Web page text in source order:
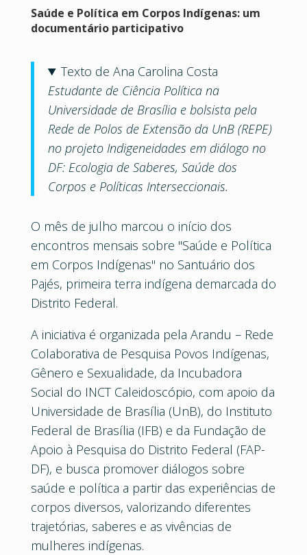
Saúde e Política em Corpos Indígenas: um
documentário participativo
Texto de Ana Carolina Costa
Estudante de Ciência Política na
Universidade de Brasília e bolsista pela
Rede de Polos de Extensão da UnB (REPE)
no projeto Indigeneidades em diálogo no
DF: Ecologia de Saberes, Saúde dos
Corpos e Políticas Interseccionais.
O mês de julho marcou o início dos
encontros mensais sobre "Saúde e Política
em Corpos Indígenas" no Santuário dos
Pajés, primeira terra indígena demarcada do
Distrito Federal.
A iniciativa é organizada pela Arandu – Rede
Colaborativa de Pesquisa Povos Indígenas,
Gênero e Sexualidade, da Incubadora
Social do INCT Caleidoscópio, com apoio da
Universidade de Brasília (UnB), do Instituto
Federal de Brasília (IFB) e da Fundação de
Apoio à Pesquisa do Distrito Federal (FAP-
DF), e busca promover diálogos sobre
saúde e política a partir das experiências de
corpos diversos, valorizando diferentes
trajetórias, saberes e as vivências de
mulheres indígenas.